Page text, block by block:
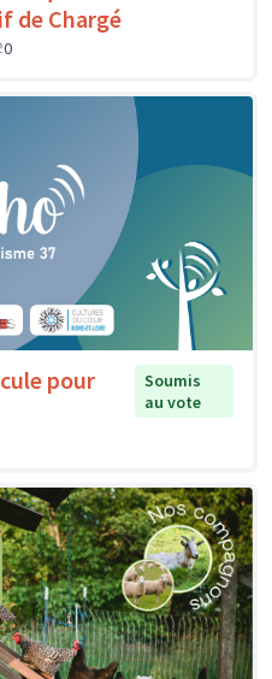
de Chargé
0
pour
Soumis
au vote